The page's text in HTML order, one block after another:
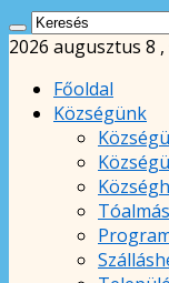
2026 augusztus 8
Főoldal
Községünk